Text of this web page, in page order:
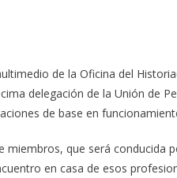
de la Oficina del
delegación de la Unión de
de base en
miembros, que será conducida
en casa de esos